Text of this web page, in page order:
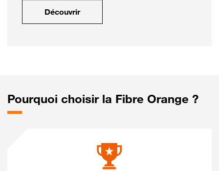
Découvrir
Pourquoi choisir la Fibre Orange ?